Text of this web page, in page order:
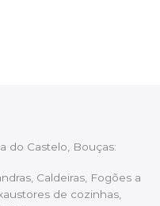
do Castelo, Bouças:
Caldeiras, Fogões a
de cozinhas,